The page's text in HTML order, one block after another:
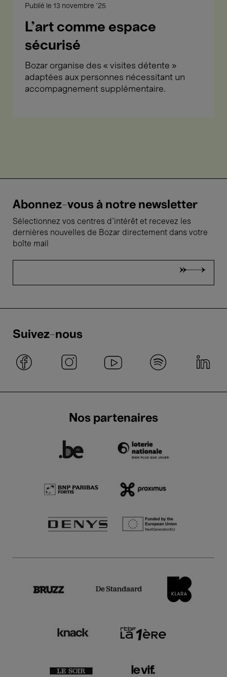
Publié le 13 novembre '25
L’art comme espace
sécurisé
Bozar organise des « visites détente »
adaptées aux personnes nécessitant un
accompagnement supplémentaire.
Abonnez-vous à notre newsletter
Sélectionnez vos centres d'intérêt et recevez les
dernières nouvelles de Bozar directement dans votre
boîte mail
Suivez-nous
Nos partenaires